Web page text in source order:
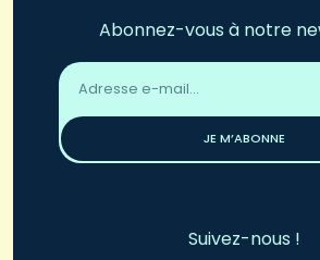
Abonnez-vous à notre
Adresse
email
JE M’ABONNE
Suivez-nous !